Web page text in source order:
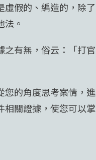
虛假的、編造的，除了
。
之有無，俗云：「打官
您的角度思考案情，進
相關證據，使您可以掌